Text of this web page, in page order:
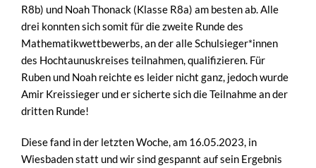
R8b) und Noah Thonack (Klasse R8a) am besten ab. Alle
drei konnten sich somit für die zweite Runde des
Mathematikwettbewerbs, an der alle Schulsieger*innen
des Hochtaunuskreises teilnahmen, qualifizieren. Für
Ruben und Noah reichte es leider nicht ganz, jedoch wurde
Amir Kreissieger und er sicherte sich die Teilnahme an der
dritten Runde!
Diese fand in der letzten Woche, am 16.05.2023, in
Wiesbaden statt und wir sind gespannt auf sein Ergebnis